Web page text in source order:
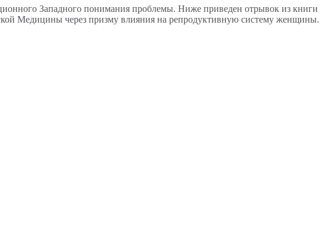
Западного понимания проблемы. Ниже приведен отрывок из книги
Медицины через призму влияния на репродуктивную систему женщины.